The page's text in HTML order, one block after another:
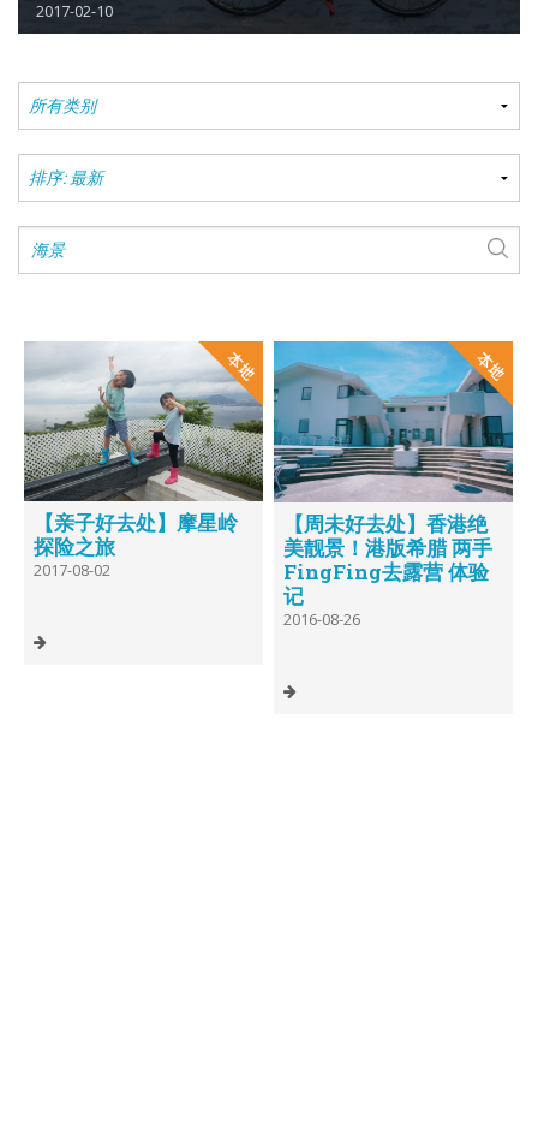
2017-02-10
【亲子好去处】摩星岭
探险之旅
2017-08-02
【周未好去处】香港绝
美靓景！港版希腊 两手
FingFing去露营 体验
记
2016-08-26